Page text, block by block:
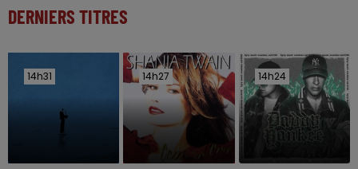
DERNIERS TITRES
14h31
14h31 14h27
14h27 14h24
14h24